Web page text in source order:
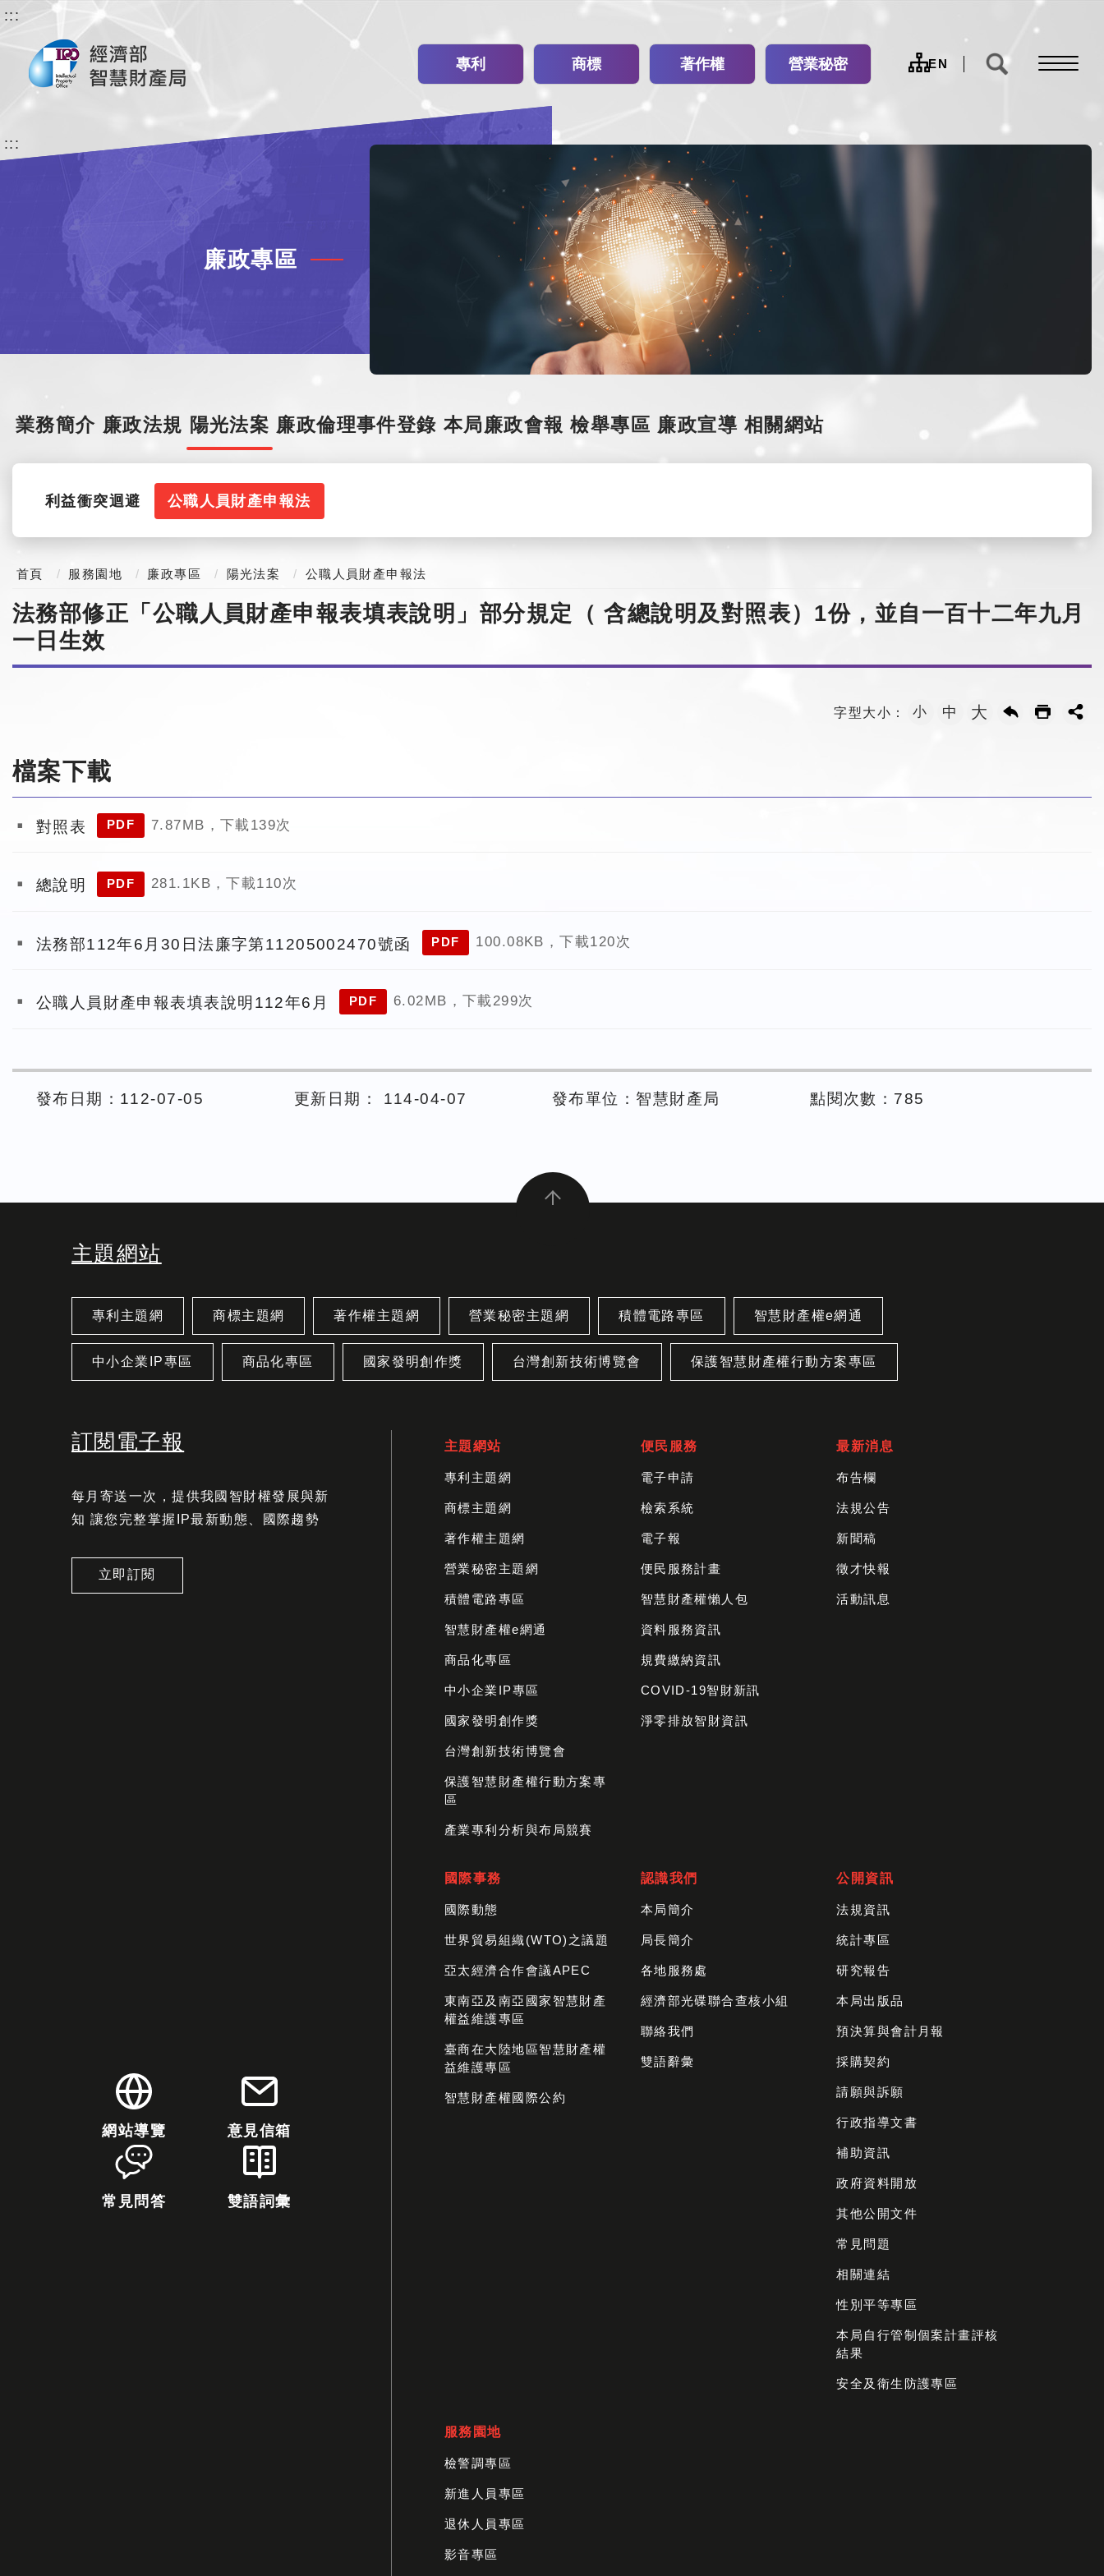
:::
專利 商標 著作權 營業秘密
網
EN
:::
廉政專區
業務簡介 廉政法規 陽光法案
利益衝突迴避 公職人員財產申報法
廉政倫理事件登錄 本局廉政會報 檢舉專區 廉政宣導 相關網站
首頁 服務園地 廉政專區 陽光法案 公職人員財產申報法
法務部修正「公職人員財產申報表填表說明」部分規定（ 含總說明及對照表）1份，並自一百十二年九月
一日生效
字型大小： 小 中 大
檔案下載
對照表 PDF 7.87MB，下載139次
總說明 PDF 281.1KB，下載110次
法務部112年6月30日法廉字第11205002470號函 PDF 100.08KB，下載120次
公職人員財產申報表填表說明112年6月 PDF 6.02MB，下載299次
發布日期：112-07-05 更新日期： 114-04-07 發布單位：智慧財產局 點閱次數：785
主題網站
專利主題網 商標主題網 著作權主題網 營業秘密主題網 積體電路專區 智慧財產權e網通
中小企業IP專區 商品化專區 國家發明創作獎 台灣創新技術博覽會 保護智慧財產權行動方案專區
訂閱電子報
每月寄送一次，提供我國智財權發展與新
知 讓您完整掌握IP最新動態、國際趨勢
立即訂閱
網站導覽 意見信箱
常見問答 雙語詞彙
主題網站
專利主題網
商標主題網
著作權主題網
營業秘密主題網
積體電路專區
智慧財產權e網通
商品化專區
中小企業IP專區
國家發明創作獎
台灣創新技術博覽會
保護智慧財產權行動方案專
區
產業專利分析與布局競賽
便民服務
電子申請
檢索系統
電子報
便民服務計畫
智慧財產權懶人包
資料服務資訊
規費繳納資訊
COVID-19智財新訊
淨零排放智財資訊
最新消息
布告欄
法規公告
新聞稿
徵才快報
活動訊息
國際事務
國際動態
世界貿易組織(WTO)之議題
亞太經濟合作會議APEC
東南亞及南亞國家智慧財產
權益維護專區
臺商在大陸地區智慧財產權
益維護專區
智慧財產權國際公約
認識我們
本局簡介
局長簡介
各地服務處
經濟部光碟聯合查核小組
聯絡我們
雙語辭彙
公開資訊
法規資訊
統計專區
研究報告
本局出版品
預決算與會計月報
採購契約
請願與訴願
行政指導文書
補助資訊
政府資料開放
其他公開文件
常見問題
相關連結
性別平等專區
本局自行管制個案計畫評核
結果
安全及衛生防護專區
服務園地
檢警調專區
新進人員專區
退休人員專區
影音專區